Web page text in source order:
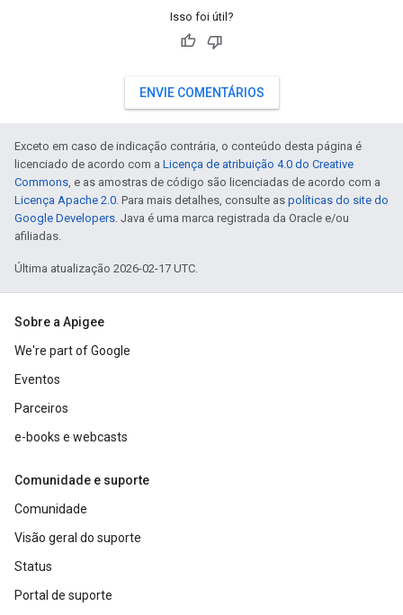
Isso foi útil?
ENVIE COMENTÁRIOS
Exceto em caso de indicação contrária, o conteúdo desta página é
licenciado de acordo com a Licença de atribuição 4.0 do Creative
Commons, e as amostras de código são licenciadas de acordo com a
Licença Apache 2.0. Para mais detalhes, consulte as políticas do site do
Google Developers. Java é uma marca registrada da Oracle e/ou
afiliadas.
Última atualização 2026-02-17 UTC.
Sobre a Apigee
We're part of Google
Eventos
Parceiros
e-books e webcasts
Comunidade e suporte
Comunidade
Visão geral do suporte
Status
Portal de suporte